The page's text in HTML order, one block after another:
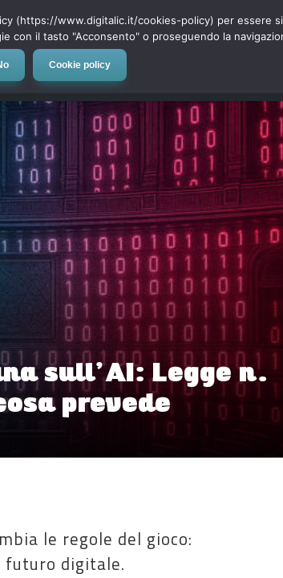
Automotive Tech-News
sull’AI: Legge n.
prevede
le regole del gioco:
futuro digitale.
(https://www.digitalic.it/cookies-policy) per essere
con il tasto "Acconsento" o proseguendo la
Cookie policy